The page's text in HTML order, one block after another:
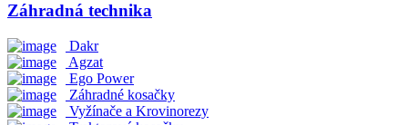
Záhradná technika
Dakr
Agzat
Ego Power
Záhradné kosačky
Vyžínače a Krovinorezy